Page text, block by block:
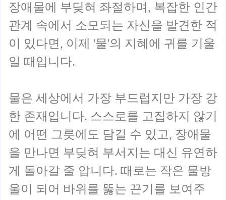
장애물에 부딪혀 좌절하며, 복잡한 인간
관계 속에서 소모되는 자신을 발견한 적
이 있다면, 이제 '물'의 지혜에 귀를 기울
일 때입니다.
물은 세상에서 가장 부드럽지만 가장 강
한 존재입니다. 스스로를 고집하지 않기
에 어떤 그릇에도 담길 수 있고, 장애물
을 만나면 부딪혀 부서지는 대신 유연하
게 돌아갈 줄 압니다. 때로는 작은 물방
울이 되어 바위를 뚫는 끈기를 보여주